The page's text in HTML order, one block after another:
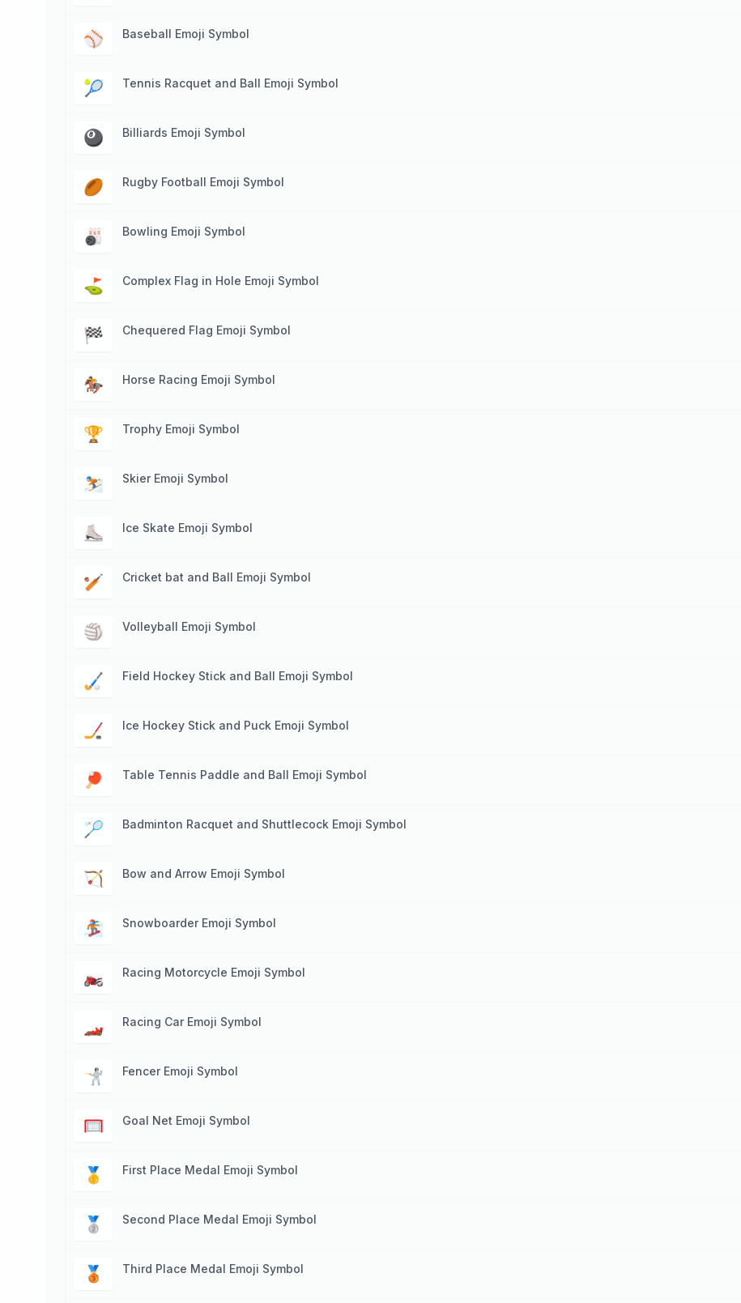
⚾️ Baseball Emoji Symbol
🎾 Tennis Racquet and Ball Emoji Symbol
🎱 Billiards Emoji Symbol
🏉 Rugby Football Emoji Symbol
🎳 Bowling Emoji Symbol
️⛳️ Complex Flag in Hole Emoji Symbol
🏁 Chequered Flag Emoji Symbol
🏇 Horse Racing Emoji Symbol
🏆 Trophy Emoji Symbol
⛷ Skier Emoji Symbol
⛸ Ice Skate Emoji Symbol
🏏 Cricket bat and Ball Emoji Symbol
🏐 Volleyball Emoji Symbol
🏑 Field Hockey Stick and Ball Emoji Symbol
🏒 Ice Hockey Stick and Puck Emoji Symbol
🏓 Table Tennis Paddle and Ball Emoji Symbol
🏸 Badminton Racquet and Shuttlecock Emoji Symbol
🏹 Bow and Arrow Emoji Symbol
🏂 Snowboarder Emoji Symbol
🏍 Racing Motorcycle Emoji Symbol
🏎 Racing Car Emoji Symbol
🤺 Fencer Emoji Symbol
🥅 Goal Net Emoji Symbol
🥇 First Place Medal Emoji Symbol
🥈 Second Place Medal Emoji Symbol
🥉 Third Place Medal Emoji Symbol